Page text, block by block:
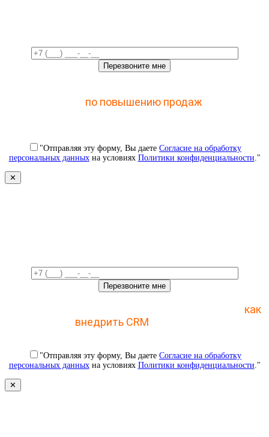
по повышению продаж
"Отправляя эту форму, Вы даете Согласие на обработку
персональных данныхна условиях Политики конфиденциальности ."
✕
как
внедрить CRM
"Отправляя эту форму, Вы даете Согласие на обработку
персональных данныхна условиях Политики конфиденциальности ."
✕